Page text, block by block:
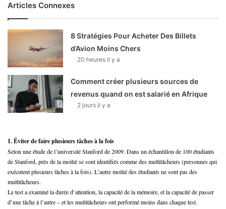
Articles Connexes
8 Stratégies Pour Acheter Des Billets
d’Avion Moins Chers
20 heures il y a
Comment créer plusieurs sources de
revenus quand on est salarié en Afrique
2 jours il y a
1. Éviter de faire plusieurs tâches à la fois
Selon une étude de l’université Stanford de 2009. Dans un échantillon de 100 étudiants
de Stanford, près de la moitié se sont identifiés comme des multitâcheurs (personnes qui
exécutent plusieurs tâches à la fois). L’autre moitié des étudiants ne sont pas des
multitâcheurs.
Le test a examiné la durée d’attention, la capacité de la mémoire, et la capacité de passer
d’une tâche à l’autre – et les multitâcheurs ont performé moins dans chaque test.